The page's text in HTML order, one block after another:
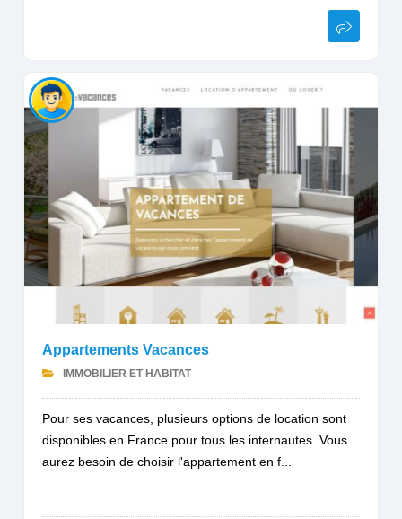
Appartements Vacances
IMMOBILIER ET HABITAT
Pour ses vacances, plusieurs options de location sont
disponibles en France pour tous les internautes. Vous
aurez besoin de choisir l'appartement en f...